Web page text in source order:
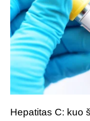
Hepatitas C: kuo